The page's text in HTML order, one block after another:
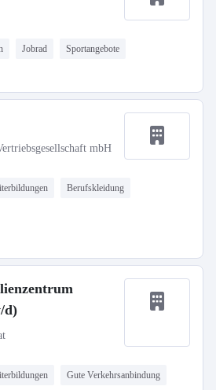
Jobrad Sportangebote
mbH
Berufskleidung
d)
Gute Verkehrsanbindung